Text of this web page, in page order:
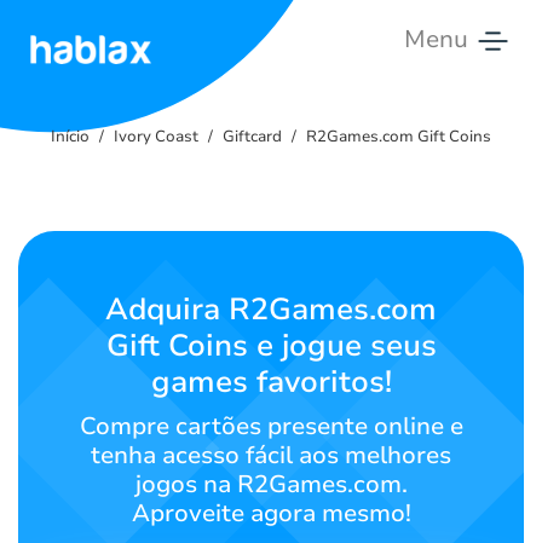
Menu
Tarifas
Contate-
SIGN UP
Início Ivory Coast Giftcard R2Games.com Gift Coins
Adquira R2Games.com
Gift Coins e jogue seus
games favoritos!
Compre cartões presente online e
tenha acesso fácil aos melhores
jogos na R2Games.com.
Aproveite agora mesmo!